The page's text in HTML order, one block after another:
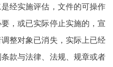
经实施评估，文件的可操作
，或已实际停止实施的，宣
整对象已消失，实际上已经
款与法律、法规、规章或者